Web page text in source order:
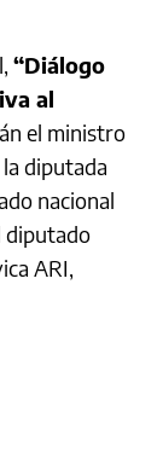
“Diálogo
al
el ministro
diputada
nacional
diputado
ARI,